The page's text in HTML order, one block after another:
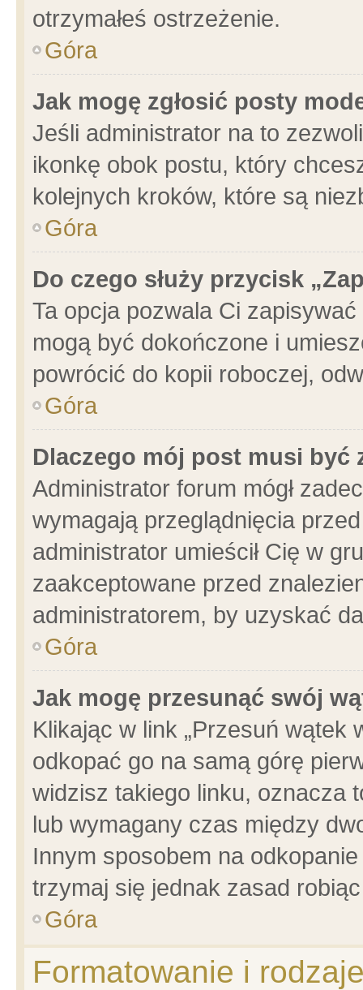
otrzymałeś ostrzeżenie.
Góra
Jak mogę zgłosić posty
Jeśli administrator na to
ikonkę obok postu, który
kolejnych kroków, które są
Góra
Do czego służy przycisk
Ta opcja pozwala Ci
mogą być dokończone i
powrócić do kopii roboczej,
Góra
Dlaczego mój post musi być
Administrator forum mógł
wymagają przeglądnięcia
administrator umieścił Cię w
zaakceptowane przed
administratorem, by uzyskać
Góra
Jak mogę przesunąć swój
Klikając w link „Przesuń wątek
odkopać go na samą górę
widzisz takiego linku, oznacza
lub wymagany czas między
Innym sposobem na
trzymaj się jednak zasad
Góra
Formatowanie i